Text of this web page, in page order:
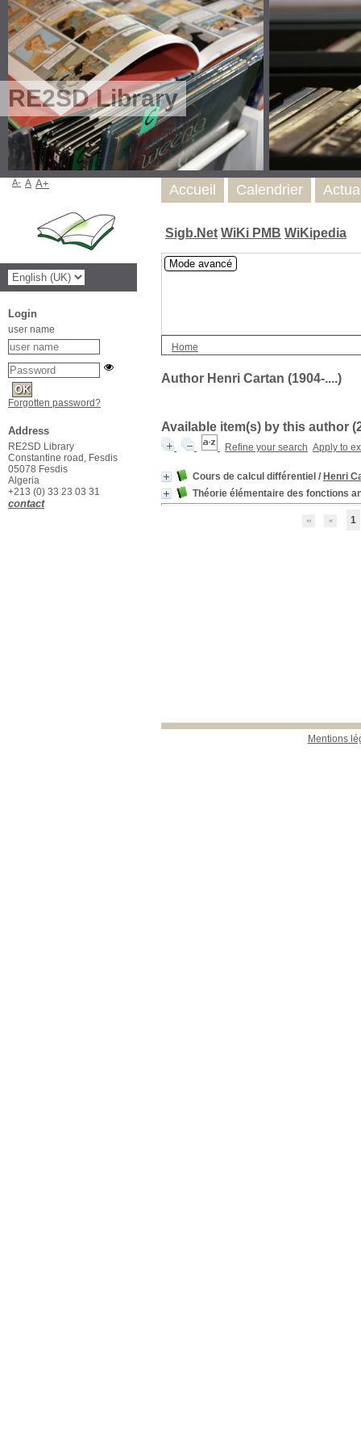
RE2SD Library
Sigb.Net WiKi PMB WiKipedia
Mode avancé
Home
Author Henri Cartan (1904-....)
Available item(s) by this author (
Refine your search Apply to
Cours de calcul différentiel / Henri
Théorie élémentaire des fonctions
1
Mentions
Accueil Calendrier
A- A A+
Login
user name
Forgotten password?
Address
RE2SD Library
Constantine road, Fesdis
05078 Fesdis
Algeria
+213 (0) 33 23 03 31
contact